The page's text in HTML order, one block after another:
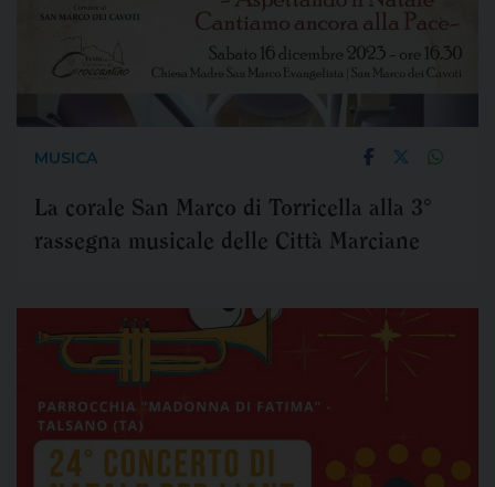
MUSICA
La corale San Marco di Torricella alla 3°
rassegna musicale delle Città Marciane